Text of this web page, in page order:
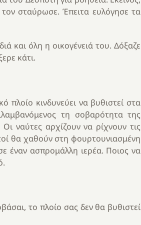
σταύρωσε. Έπειτα ευλόγησε τα
και όλη η οικογένειά του. Δόξαζε
κάτι.
πλοίο κινδυνεύει να βυθιστεί στα
τη σοβαρότητα της
ναύτες αρχίζουν να ρίχνουν τις
θα χαθούν στη φουρτουνιασμένη
έναν ασπρομάλλη ιερέα. Ποιος να
το πλοίο σας δεν θα βυθιστεί